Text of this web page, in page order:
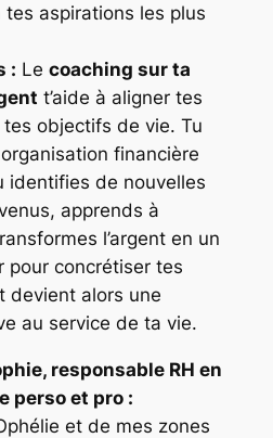
aspirations les plus
: Le coaching sur ta
t’aide à aligner tes
objectifs de vie. Tu
financière
identifies de nouvelles
apprends à
l’argent en un
pour concrétiser tes
devient alors une
au service de ta vie.
responsable RH en
perso et pro :
et de mes zones